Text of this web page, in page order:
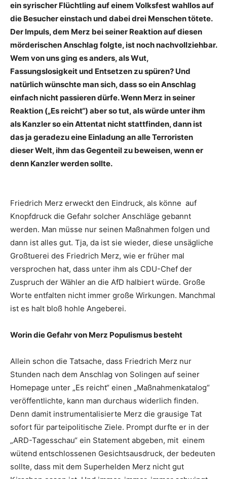
ein syrischer Flüchtling auf einem Volksfest wahllos auf
die Besucher einstach und dabei drei Menschen tötete.
Der Impuls, dem Merz bei seiner Reaktion auf diesen
mörderischen Anschlag folgte, ist noch nachvollziehbar.
Wem von uns ging es anders, als Wut,
Fassungslosigkeit und Entsetzen zu spüren? Und
natürlich wünschte man sich, dass so ein Anschlag
einfach nicht passieren dürfe. Wenn Merz in seiner
Reaktion („Es reicht“) aber so tut, als würde unter ihm
als Kanzler so ein Attentat nicht stattfinden, dann ist
das ja geradezu eine Einladung an alle Terroristen
dieser Welt, ihm das Gegenteil zu beweisen, wenn er
denn Kanzler werden sollte.
Friedrich Merz erweckt den Eindruck, als könne auf
Knopfdruck die Gefahr solcher Anschläge gebannt
werden. Man müsse nur seinen Maßnahmen folgen und
dann ist alles gut. Tja, da ist sie wieder, diese unsägliche
Großtuerei des Friedrich Merz, wie er früher mal
versprochen hat, dass unter ihm als CDU-Chef der
Zuspruch der Wähler an die AfD halbiert würde. Große
Worte entfalten nicht immer große Wirkungen. Manchmal
ist es halt bloß hohle Angeberei.
Worin die Gefahr von Merz Populismus besteht
Allein schon die Tatsache, dass Friedrich Merz nur
Stunden nach dem Anschlag von Solingen auf seiner
Homepage unter „Es reicht“ einen „Maßnahmenkatalog“
veröffentlichte, kann man durchaus widerlich finden.
Denn damit instrumentalisierte Merz die grausige Tat
sofort für parteipolitische Ziele. Prompt durfte er in der
„ARD-Tagesschau“ ein Statement abgeben, mit einem
wütend entschlossenen Gesichtsausdruck, der bedeuten
sollte, dass mit dem Superhelden Merz nicht gut